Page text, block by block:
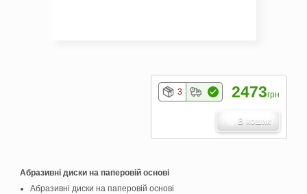
Абразивні диски на паперовій основі
Абразивні диски на паперовій основі
3 2473грн
В кошик